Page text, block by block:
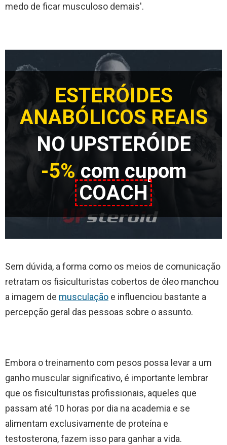
medo de ficar musculoso demais'.
ESTERÓIDES
ANABÓLICOS REAIS
NO UPSTERÓIDE
-5% com cupom
COACH
Sem dúvida, a forma como os meios de comunicação
retratam os fisiculturistas cobertos de óleo manchou
a imagem de musculação e influenciou bastante a
percepção geral das pessoas sobre o assunto.
Embora o treinamento com pesos possa levar a um
ganho muscular significativo, é importante lembrar
que os fisiculturistas profissionais, aqueles que
passam até 10 horas por dia na academia e se
alimentam exclusivamente de proteína e
testosterona, fazem isso para ganhar a vida.